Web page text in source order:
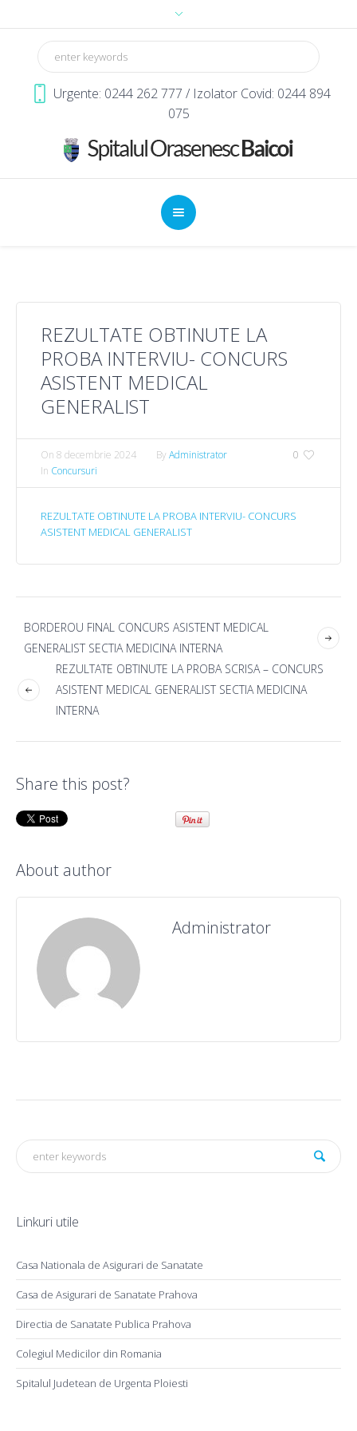
Urgente: 0244 262 777 / Izolator Covid: 0244 894
075
REZULTATE OBTINUTE LA
PROBA INTERVIU- CONCURS
ASISTENT MEDICAL
GENERALIST
0
On 8 decembrie 2024 By Administrator
In Concursuri
REZULTATE OBTINUTE LA PROBA INTERVIU- CONCURS
ASISTENT MEDICAL GENERALIST
BORDEROU FINAL CONCURS ASISTENT MEDICAL
GENERALIST SECTIA MEDICINA INTERNA
REZULTATE OBTINUTE LA PROBA SCRISA – CONCURS
ASISTENT MEDICAL GENERALIST SECTIA MEDICINA
INTERNA
Share this post?
About author
Administrator
Linkuri utile
Casa Nationala de Asigurari de Sanatate
Casa de Asigurari de Sanatate Prahova
Directia de Sanatate Publica Prahova
Colegiul Medicilor din Romania
Spitalul Judetean de Urgenta Ploiesti